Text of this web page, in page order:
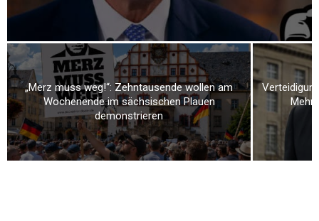
„Merz muss weg!“: Zehntausende wollen am
Wochenende im sächsischen Plauen
demonstrieren
Mehr